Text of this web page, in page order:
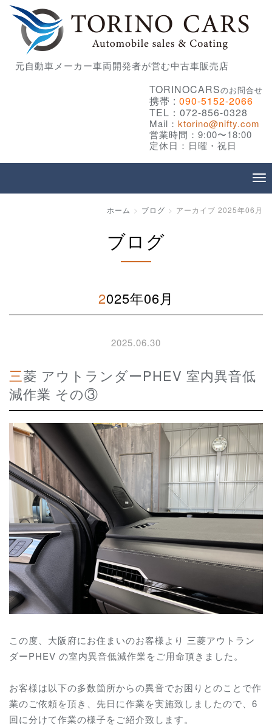
元自動車メーカー車両開発者が営む中古車販売店
TORINOCARSのお問合せ
携帯 : 090-5152-2066
TEL：072-856-0328
Mail： ktorino@nifty.com
営業時間：9:00〜18:00
定休日：日曜・祝日
ホーム ブログ アーカイブ 2025年06月
ブログ
2025年06月
2025.06.30
三菱 アウトランダーPHEV 室内異音低
減作業 その③
この度、大阪府にお住まいのお客様より 三菱アウトラン
ダーPHEV の室内異音低減作業をご用命頂きました。
お客様は以下の多数箇所からの異音でお困りとのことで作
業のご依頼を頂き、先日に作業を実施致しましたので、6
回に分けて作業の様子をご紹介致します。